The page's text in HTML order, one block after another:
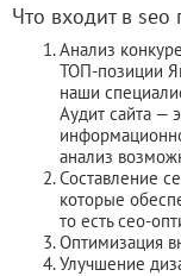
Что входит в
Анализ
ТОП-позиции
наши
Аудит сайта —
анализ
Составление
которые
то есть сео-
Оптимизация
Улучшение